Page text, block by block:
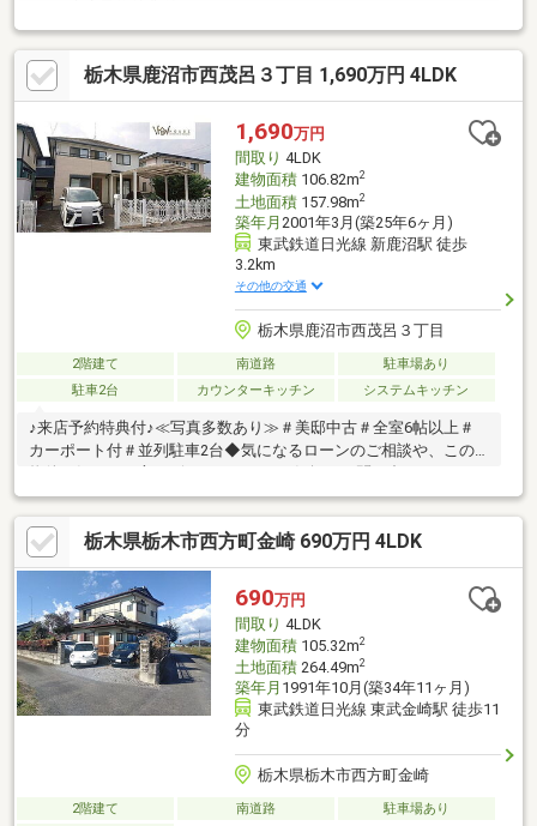
栃木県鹿沼市西茂呂３丁目 1,690万円 4LDK
1,690万円
間取り 4LDK
建物面積106.82m2
土地面積157.98m2
築年月 2001年3月(築25年6ヶ月)
東武鉄道日光線 新鹿沼駅 徒歩
3.2km
その他の交通
栃木県鹿沼市西茂呂３丁目
2階建て 南道路
駐車場あり
駐車2台
カウンターキッチン システムキッチン
♪来店予約特典付♪≪写真多数あり≫＃美邸中古＃全室6帖以上＃
カーポート付＃並列駐車2台◆気になるローンのご相談や、この
い♪
栃木県栃木市西方町金崎 690万円 4LDK
690万円
間取り 4LDK
建物面積105.32m2
土地面積264.49m2
築年月 1991年10月(築34年11ヶ月)
東武鉄道日光線 東武金崎駅 徒歩11
分
栃木県栃木市西方町金崎
2階建て 南道路
駐車場あり